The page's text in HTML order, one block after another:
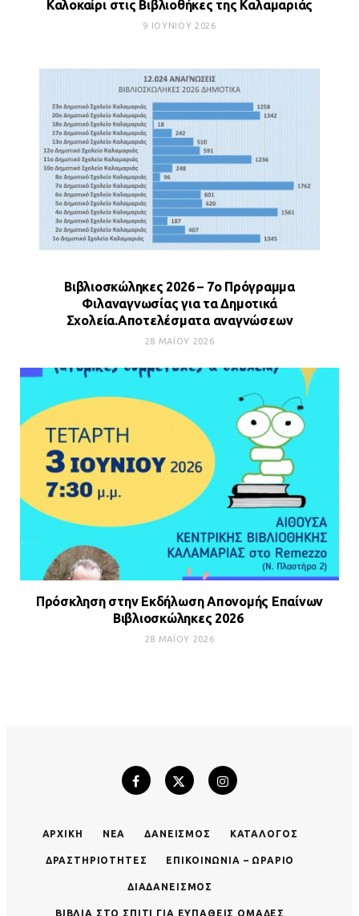
Καλοκαίρι στις Βιβλιοθήκες της Καλαμαριάς
9 ΙΟΥΝΊΟΥ 2026
Βιβλιοσκώληκες 2026 – 7ο Πρόγραμμα
Φιλαναγνωσίας για τα Δημοτικά
Σχολεία.Αποτελέσματα αναγνώσεων
28 ΜΑΪ́ΟΥ 2026
Πρόσκληση στην Εκδήλωση Απονομής Επαίνων
Βιβλιοσκώληκες 2026
28 ΜΑΪ́ΟΥ 2026
ΑΡΧΙΚΉ ΝΈΑ ΔΑΝΕΙΣΜΌΣ ΚΑΤΆΛΟΓΟΣ
ΔΡΑΣΤΗΡΙΌΤΗΤΕΣ ΕΠΙΚΟΙΝΩΝΊΑ – ΩΡΆΡΙΟ
ΔΙΑΔΑΝΕΙΣΜΌΣ
ΒΙΒΛΊΑ ΣΤΟ ΣΠΊΤΙ ΓΙΑ ΕΥΠΑΘΕΊΣ ΟΜΆΔΕΣ